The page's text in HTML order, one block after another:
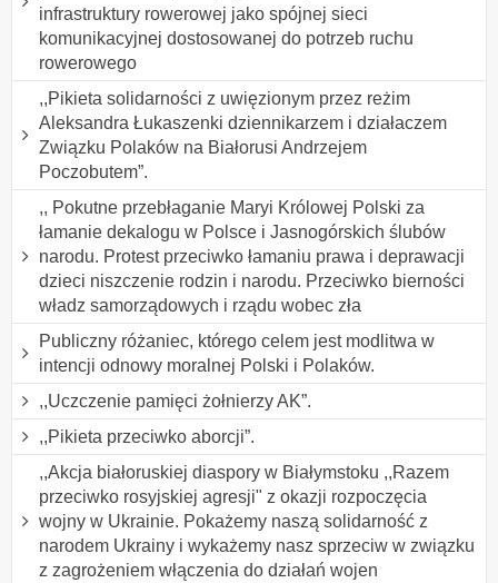
infrastruktury rowerowej jako spójnej sieci
komunikacyjnej dostosowanej do potrzeb ruchu
rowerowego
,,Pikieta solidarności z uwięzionym przez reżim
Aleksandra Łukaszenki dziennikarzem i działaczem
Związku Polaków na Białorusi Andrzejem
Poczobutem”.
,, Pokutne przebłaganie Maryi Królowej Polski za
łamanie dekalogu w Polsce i Jasnogórskich ślubów
narodu. Protest przeciwko łamaniu prawa i deprawacji
dzieci niszczenie rodzin i narodu. Przeciwko bierności
władz samorządowych i rządu wobec zła
Publiczny różaniec, którego celem jest modlitwa w
intencji odnowy moralnej Polski i Polaków.
,,Uczczenie pamięci żołnierzy AK”.
,,Pikieta przeciwko aborcji”.
,,Akcja białoruskiej diaspory w Białymstoku ,,Razem
przeciwko rosyjskiej agresji" z okazji rozpoczęcia
wojny w Ukrainie. Pokażemy naszą solidarność z
narodem Ukrainy i wykażemy nasz sprzeciw w związku
z zagrożeniem włączenia do działań wojen